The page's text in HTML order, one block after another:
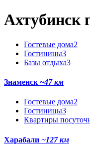
Ахтубинск
Гостевые дома2
Гостиницы3
Базы отдыха3
Знаменск ~47 км
Гостевые дома2
Гостиницы3
Квартиры
Харабали ~127 км